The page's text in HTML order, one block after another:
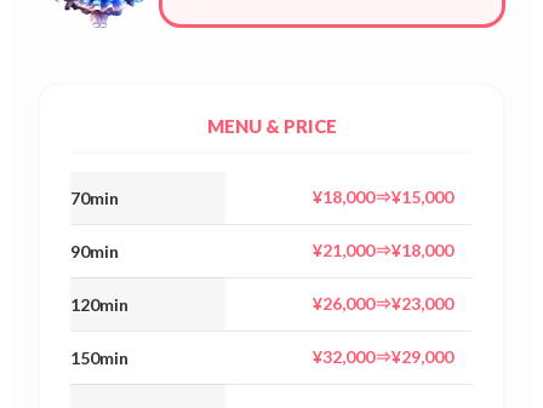
MENU & PRICE
70min ¥18,000⇒¥15,000
90min ¥21,000⇒¥18,000
120min ¥26,000⇒¥23,000
150min ¥32,000⇒¥29,000